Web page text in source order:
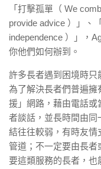
「打擊孤單（ We
provide advice ）」、
independence ）」，
你他們如何辦到。
許多長者遇到困境時只
為了解決長者們普遍擁
援」網路，藉由電話
者談話，並長時間由
結往往較弱，有時友
管道；不一定要由長者
要這類服務的長者，也